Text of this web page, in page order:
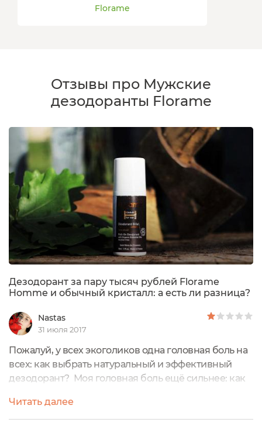
Florame
Отзывы про Мужские
дезодоранты Florame
Дезодорант за пару тысяч рублей Florame
Homme и обычный кристалл: а есть ли разница?
Nastas
31 июля 2017
Пожалуй, у всех экоголиков одна головная боль на
всех: как выбрать натуральный и эффективный
дезодорант? Моя головная боль ещё сильнее: как
для мужчины? А хотите ещё больше усилить
головную боль? Как выбрать натуральный и
Читать далее